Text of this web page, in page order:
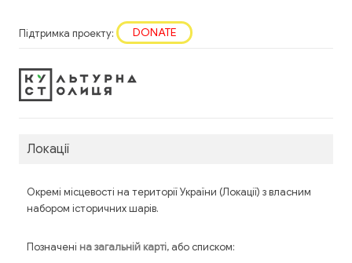
Підтримка проекту: DONATE
Локації
Окремі місцевості на території України (Локації) з власним
набором історичних шарів.
Позначені на загальній карті, або списком: